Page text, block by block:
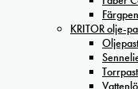
KRITOR olje-